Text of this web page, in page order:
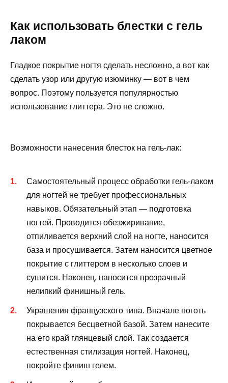
Как использовать блестки с гель
лаком
Гладкое покрытие ногтя сделать несложно, а вот как
сделать узор или другую изюминку — вот в чем
вопрос. Поэтому пользуется популярностью
использование глиттера. Это не сложно.
Возможности нанесения блесток на гель-лак:
Самостоятельный процесс обработки гель-лаком
для ногтей не требует профессиональных
навыков. Обязательный этап — подготовка
ногтей. Проводится обезжиривание,
отпиливается верхний слой на ногте, наносится
база и просушивается. Затем наносится цветное
покрытие с глиттером в несколько слоев и
сушится. Наконец, наносится прозрачный
нелипкий финишный гель.
Украшения французского типа. Вначале ноготь
покрывается бесцветной базой. Затем нанесите
на его край глянцевый слой. Так создается
естественная стилизация ногтей. Наконец,
покройте финиш гелем.